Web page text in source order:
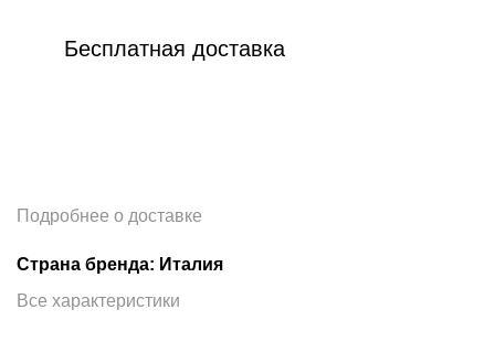
Бесплатная доставка
Подробнее о доставке
Страна бренда: Италия
Все характеристики